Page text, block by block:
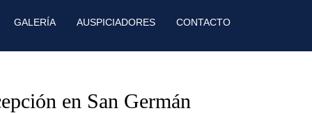
GALERÍA AUSPICIADORES CONTACTO
en San Germán